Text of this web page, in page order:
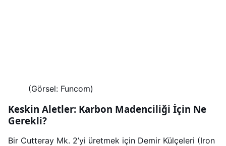
(Görsel: Funcom)
Keskin Aletler: Karbon Madenciliği İçin Ne
Gerekli?
Bir Cutteray Mk. 2’yi üretmek için Demir Külçeleri (Iron